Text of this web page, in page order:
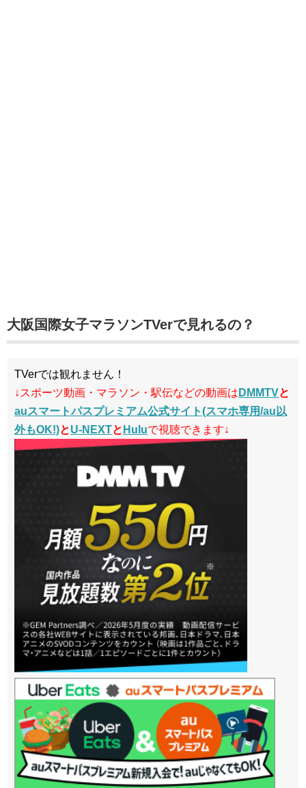
大阪国際女子マラソンTVerで見れるの？
TVerでは観れません！
↓スポーツ動画・マラソン・駅伝などの動画は DMMTVと
auスマートパスプレミアム公式サイト(スマホ専用/au以
外もOK!)とU-NEXTと Huluで視聴できます↓